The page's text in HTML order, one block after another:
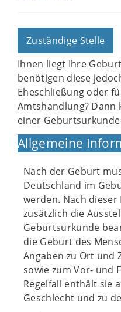
Zuständige Stelle
Ihnen liegt Ihre
benötigen diese
Eheschließung oder
Amtshandlung? Dann
einer
Allgemeine
Nach der Geburt
Deutschland im
werden. Nach
zusätzlich die
Geburtsurkunde
die Geburt des
Angaben zu Ort und
sowie zum Vor- und
Regelfall enthält sie
Geschlecht und zu